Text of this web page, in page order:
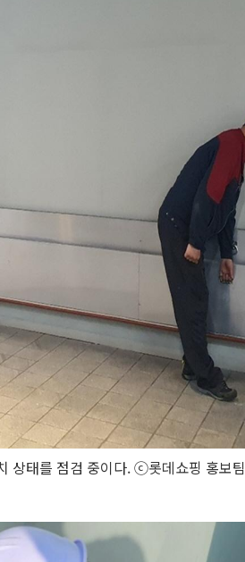
상태를 점검 중이다. ⓒ롯데쇼핑 홍보팀